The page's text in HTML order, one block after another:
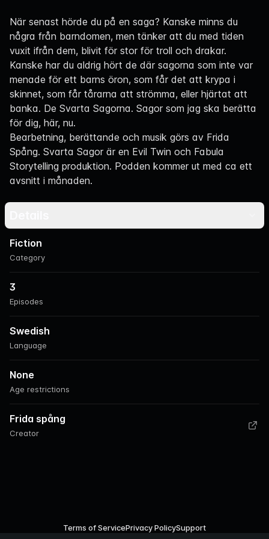
Navigation
När senast hörde du på en saga? Kanske minns du
några från barndomen, men tänker att du med tiden
vuxit ifrån dem, blivit för stor för troll och drakar.
Kanske har du aldrig hört de där sagorna som inte var
menade för ett barns öron, som får det att krypa i
skinnet, som får tårarna att strömma, eller hjärtat att
banka. De Svarta Sagorna. Sagor som jag ska berätta
för dig, här, nu.
Bearbetning, berättande och musik görs av Frida
Spång. Svarta Sagor är en Evil Twin och Fabula
Storytelling produktion. Podden kommer ut med ca ett
avsnitt i månaden.
Category
Fiction
Episodes
3
Language
Swedish
Age restrictions
None
Creator
Frida spång
Terms of ServicePrivacy PolicySupport